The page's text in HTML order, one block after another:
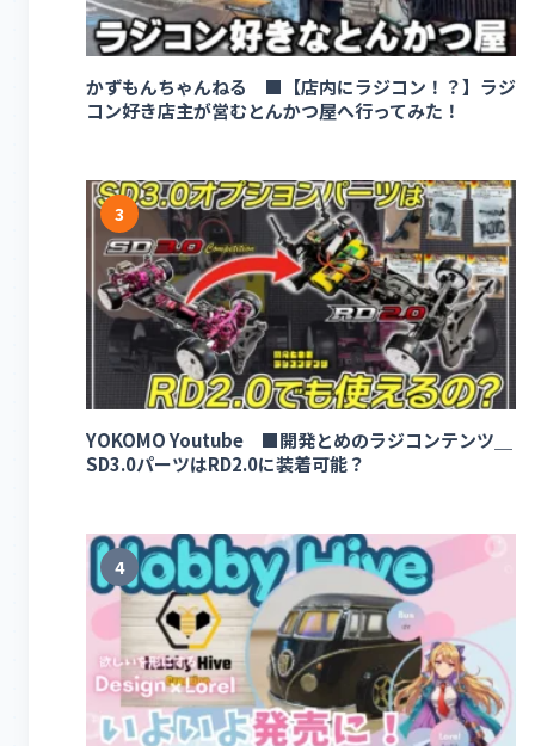
かずもんちゃんねる ■【店内にラジコン！？】ラジ
コン好き店主が営むとんかつ屋へ行ってみた！
3
YOKOMO Youtube ■開発とめのラジコンテンツ＿
SD3.0パーツはRD2.0に装着可能？
4